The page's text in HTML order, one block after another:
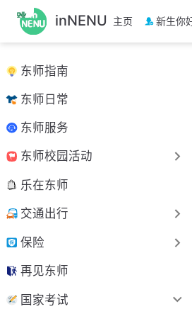
跳
至
主
要
內
容
inNENU 主页 新生你
东师指南
东师日常
东师服务
东师校园活动
乐在东师
交通出行
保险
再见东师
国家考试